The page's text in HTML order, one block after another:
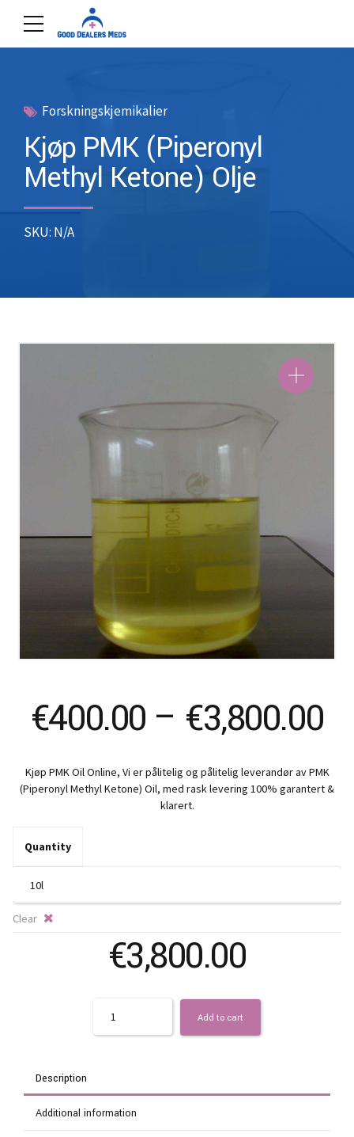
Forskningskjemikalier
Kjøp PMK (Piperonyl
Methyl Ketone) Olje
SKU: N/A
€400.00 – €3,800.00
Kjøp PMK Oil Online, Vi er pålitelig og pålitelig leverandør av PMK
(Piperonyl Methyl Ketone) Oil, med rask levering 100% garantert &
klarert.
Quantity
Clear
€3,800.00
Add to cart
Description
Additional information